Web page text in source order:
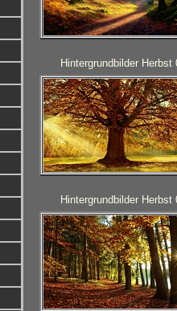
Hintergrundbilder Herbst
Hintergrundbilder Herbst